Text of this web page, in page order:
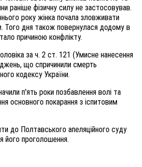
раніше фізичну силу не застосовував.
року жінка почала зловживати
Того дня також повернулася додому в
причиною конфлікту.
за ч. 2 ст. 121 (Умисне нанесення
що спричинили смерть
кодексу України.
п'ять роки позбавлення волі та
основного покарання з іспитовим
до Полтавського апеляційного суду
його проголошення.